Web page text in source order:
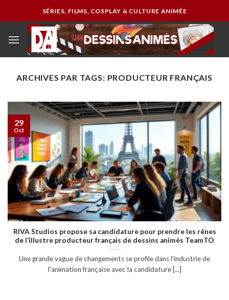
SÉRIES, FILMS, COSPLAY & CULTURE ANIMÉE
ARCHIVES PAR TAGS: PRODUCTEUR FRANÇAIS
RIVA Studios propose sa candidature pour prendre les rênes
de l’illustre producteur français de dessins animés TeamTO
Une grande vague de changements se profile dans l’industrie de
l’animation française avec la candidature [...]
29
Oct